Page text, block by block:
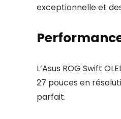
exceptionnelle et
L’Asus ROG Swift
27 pouces en
parfait.